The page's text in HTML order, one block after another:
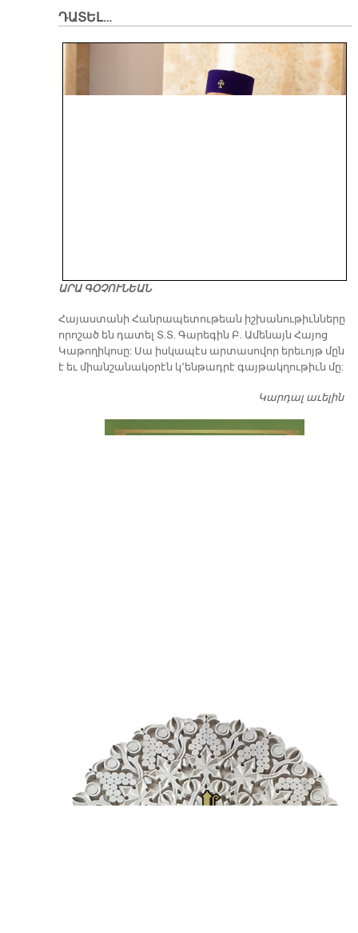
ԴԱՏԵԼ…
ԱՐԱ ԳՕՉՈՒՆԵԱՆ
​Հայաստանի Հանրապետութեան իշխանութիւնները
որոշած են դատել Տ.Տ. Գարեգին Բ. Ամենայն Հայոց
Կաթողիկոսը: Սա իսկապէս արտասովոր երեւոյթ մըն
է եւ միանշանակօրէն կ՚ենթադրէ գայթակղութիւն մը:
Կարդալ աւելին